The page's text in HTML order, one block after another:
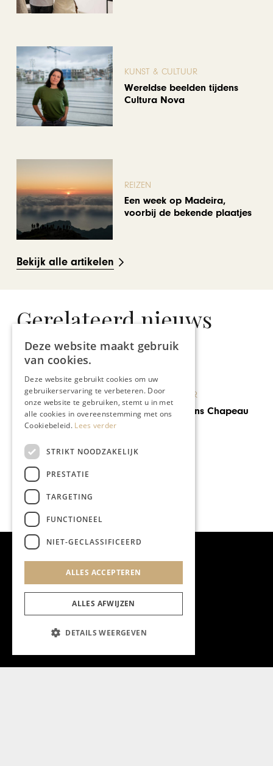
KUNST & CULTUUR
Wereldse beelden tijdens
Cultura Nova
REIZEN
Een week op Madeira,
voorbij de bekende plaatjes
Bekijk alle artikelen
Gerelateerd nieuws
KUNST & CULTUUR
Weekend volgens Chapeau
Deze website maakt gebruik
van cookies.
Deze website gebruikt cookies om uw
gebruikerservaring te verbeteren. Door
onze website te gebruiken, stemt u in met
alle cookies in overeenstemming met ons
Cookiebeleid. Lees verder
STRIKT NOODZAKELIJK
PRESTATIE
TARGETING
FUNCTIONEEL
NIET-GECLASSIFICEERD
ALLES ACCEPTEREN
ALLES AFWIJZEN
DETAILS WEERGEVEN